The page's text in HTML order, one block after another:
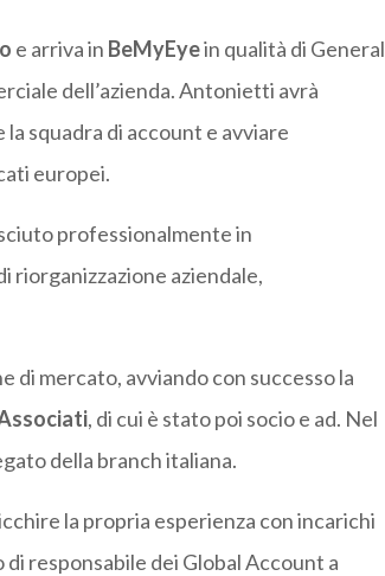
e arriva in BeMyEyein qualità di General
dell’azienda. Antonietti avrà
squadra di account e avviare
europei.
professionalmente in
riorganizzazione aziendale,
mercato, avviando con successo la
, di cui è stato poi socio e ad. Nel
della branch italiana.
la propria esperienza con incarichi
responsabile dei Global Account a